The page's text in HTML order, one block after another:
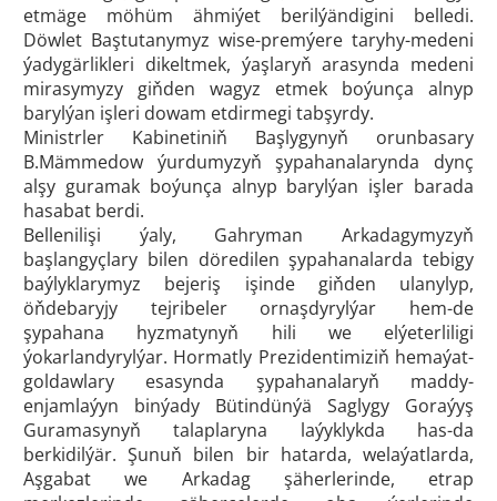
etmäge möhüm ähmiýet berilýändigini belledi.
Döwlet Baştutanymyz wise-premýere taryhy-medeni
ýadygärlikleri dikeltmek, ýaşlaryň arasynda medeni
mirasymyzy giňden wagyz etmek boýunça alnyp
barylýan işleri dowam etdirmegi tabşyrdy.
Ministrler Kabinetiniň Başlygynyň orunbasary
B.Mämmedow ýurdumyzyň şypahanalarynda dynç
alşy guramak boýunça alnyp barylýan işler barada
hasabat berdi.
Bellenilişi ýaly, Gahryman Arkadagymyzyň
başlangyçlary bilen döredilen şypahanalarda tebigy
baýlyklarymyz bejeriş işinde giňden ulanylyp,
öňdebaryjy tejribeler ornaşdyrylýar hem-de
şypahana hyzmatynyň hili we elýeterliligi
ýokarlandyrylýar. Hormatly Prezidentimiziň hemaýat-
goldawlary esasynda şypahanalaryň maddy-
enjamlaýyn binýady Bütindünýä Saglygy Goraýyş
Guramasynyň talaplaryna laýyklykda has-da
berkidilýär. Şunuň bilen bir hatarda, welaýatlarda,
Aşgabat we Arkadag şäherlerinde, etrap